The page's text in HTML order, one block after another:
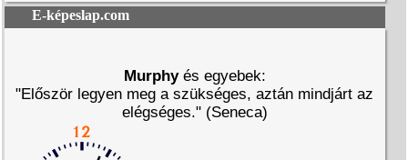
E-képeslap.com
Murphyés egyebek:
"Először legyen meg a szükséges, aztán mindjárt az
elégséges." (Seneca)